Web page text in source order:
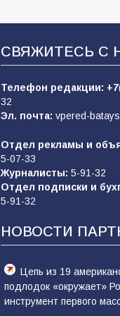
СВЯЖИТЕСЬ С
Телефон редакции: +7
32
Эл. почта: vpered-
Отдел рекламы и
5-07-33
Журналисты: 5-91-32
Отдел подписки и
5-91-32
НОВОСТИ
Цепь из 19
подлодок «окружает»
инструмент первого